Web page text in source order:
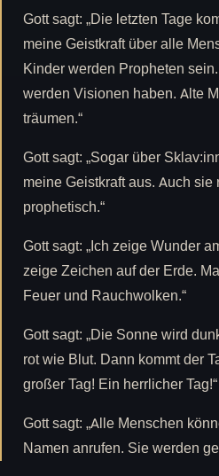
Gott sagt: „Die letzten Tage
meine Geistkraft über alle
Kinder werden Propheten
werden Visionen haben. Alte
träumen.“
Gott sagt: „Sogar über
meine Geistkraft aus. Auch sie
prophetisch.“
Gott sagt: „Ich zeige Wunder
zeige Zeichen auf der Erde.
Feuer und Rauchwolken.“
Gott sagt: „Die Sonne wird
rot wie Blut. Dann kommt der
großer Tag! Ein herrlicher Tag!“
Gott sagt: „Alle Menschen
Namen anrufen. Sie werden